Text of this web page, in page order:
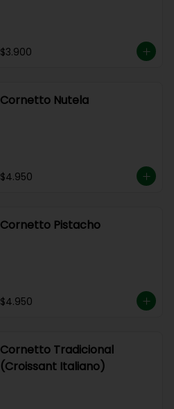
$3.900
Cornetto Nutela
$4.950
Cornetto Pistacho
$4.950
Cornetto Tradicional
(Croissant Italiano)